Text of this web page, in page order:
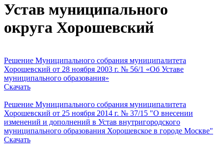
Устав муниципального
округа Хорошевский
Решение Муниципального собрания муниципалитета
Хорошевский от 28 ноября 2003 г. № 56/1 «Об Уставе
муниципального образования»
Скачать
Решение Муниципального собрания муниципалитета
Хорошевский от 25 ноября 2014 г. № 37/15 "О внесении
изменений и дополнений в Устав внутригородского
муниципального образования Хорошевское в городе Москве"
Скачать